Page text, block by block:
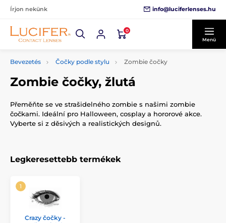
Írjon nekünk info@luciferlenses.hu
0
Menü
Bevezetés Čočky podle stylu Zombie čočky
Zombie čočky, žlutá
Přeměňte se ve strašidelného zombie s našimi zombie
čočkami. Ideální pro Halloween, cosplay a hororové akce.
Vyberte si z děsivých a realistických designů.
Legkeresettebb termékek
Crazy čočky -